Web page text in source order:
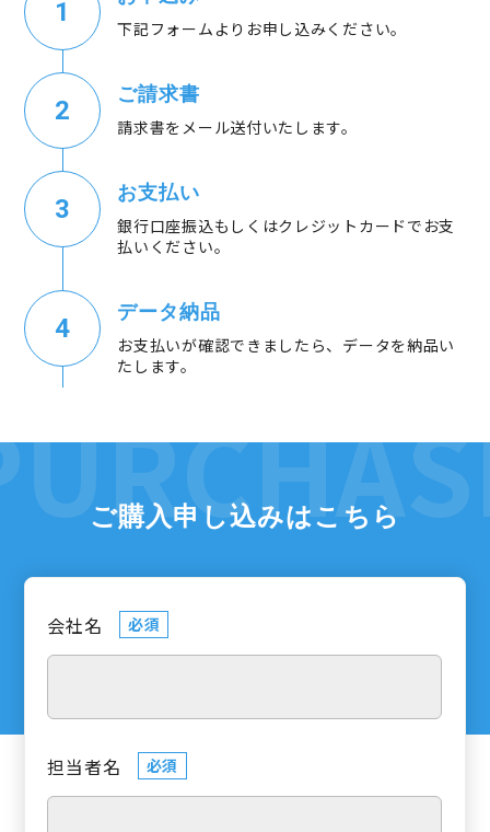
下記フォームよりお申し込みください。
ご請求書
請求書をメール送付いたします。
お支払い
銀行口座振込もしくはクレジットカードでお支
払いください。
データ納品
お支払いが確認できましたら、データを納品い
たします。
ご購入申し込みはこちら
会社名 必須
担当者名 必須